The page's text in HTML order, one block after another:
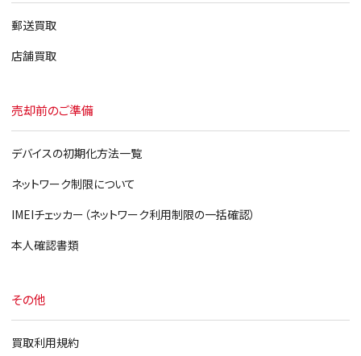
郵送買取
店舗買取
売却前のご準備
デバイスの初期化方法一覧
ネットワーク制限について
IMEIチェッカー（ネットワーク利用制限の一括確認）
本人確認書類
その他
買取利用規約